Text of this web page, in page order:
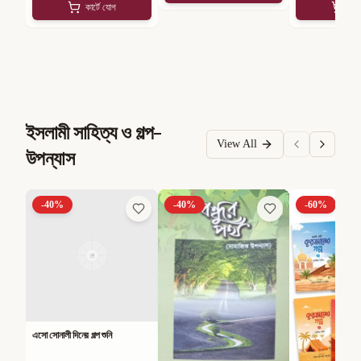
কার্টে যোগ
ইসলামী সাহিত্য ও গল্প-
উপন্যাস
View All
-40%
এসো সোনালী দিনের গল্প শুনি
-40% -60%